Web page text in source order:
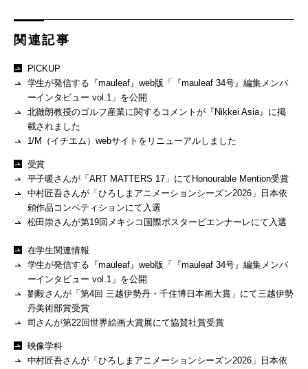
関連記事
PICKUP
学生が発信する『mauleaf』web版「『mauleaf 34号』編集メンバ
ーインタビュー vol.1」を公開
北徹朗教授のゴルフ産業に関するコメントが『Nikkei Asia』に掲
載されました
1/M（イチエム）webサイトをリニューアルしました
受賞
平子暖さんが「ART MATTERS 17」にてHonourable Mention受賞
中村匠吾さんが「ひろしまアニメーションシーズン2026」日本依
頼作品コンペティションにて入選
松田崇さんが第19回メキシコ国際ポスタービエンナーレにて入選
在学生関連情報
学生が発信する『mauleaf』web版「『mauleaf 34号』編集メンバ
ーインタビュー vol.1」を公開
劉毅さんが「第4回 三越伊勢丹・千住博日本画大賞」にて三越伊勢
丹美術部賞受賞
司さんが第22回世界絵画大賞展にて協賛社賞受賞
映像学科
中村匠吾さんが「ひろしまアニメーションシーズン2026」日本依